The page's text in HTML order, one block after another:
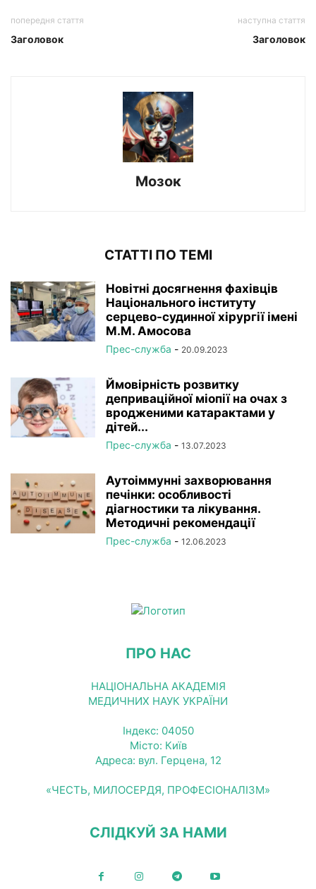
попередня стаття
Заголовок
наступна стаття
Заголовок
Мозок
СТАТТІ ПО ТЕМІ
Новітні досягнення фахівців
Національного інституту
серцево-судинної хірургії імeні
М.М. Амосова
Прес-служба - 20.09.2023
Ймовірність розвитку
деприваційної міопії на очах з
вродженими катарактами у
дітей...
Прес-служба - 13.07.2023
Аутоіммунні захворювання
печінки: особливості
діагностики та лікування.
Методичні рекомендації
Прес-служба - 12.06.2023
ПРО НАС
НАЦІОНАЛЬНА АКАДЕМІЯ
МЕДИЧНИХ НАУК УКРАЇНИ
Індекс: 04050
Місто: Київ
Адреса: вул. Герцена, 12
«ЧЕСТЬ, МИЛОСЕРДЯ, ПРОФЕСІОНАЛІЗМ»
СЛІДКУЙ ЗА НАМИ